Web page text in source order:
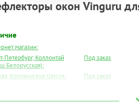
окон Vinguru
магазин:
Петербург, Коллонтай
Под заказ
Коровинское Шоссе:
Под заказ